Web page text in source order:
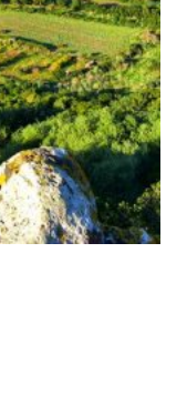
da cui si domina
di Villanova
e il nuraghe non è
indagato.